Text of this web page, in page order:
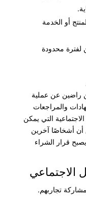
أو الخدمة
لفترة محدودة
راضين عن عملية
والمراجعات
التي يمكن
أن أشخاصًا آخرين
قرار الشراء
الاجتماعي
تجاربهم.